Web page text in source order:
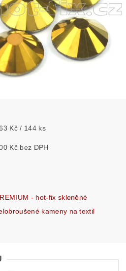
Kč / 144 ks
300 Kč bez DPH
- hot-fix skleněné
kameny na textil